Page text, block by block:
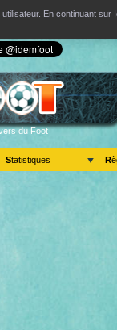
En continuant
du Foot
Statistiques